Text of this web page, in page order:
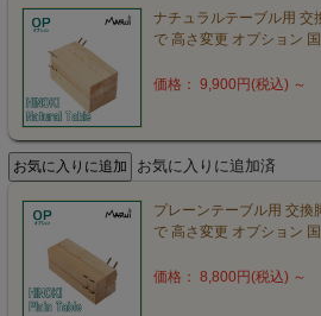
ナチュラルテーブル用 交
で 高さ変更 オプション
価格： 9,900円(税込) ～
お気に入りに追加済
プレーンテーブル用 交換
で 高さ変更 オプション
価格： 8,800円(税込) ～